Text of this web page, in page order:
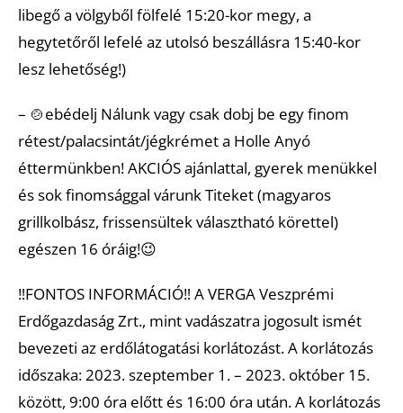
libegő a völgyből fölfelé 15:20-kor megy, a
hegytetőről lefelé az utolsó beszállásra 15:40-kor
lesz lehetőség!)
– 🍲ebédelj Nálunk vagy csak dobj be egy finom
rétest/palacsintát/jégkrémet a Holle Anyó
éttermünkben! AKCIÓS ajánlattal, gyerek menükkel
és sok finomsággal várunk Titeket (magyaros
grillkolbász, frissensültek választható körettel)
egészen 16 óráig!😉
‼️FONTOS INFORMÁCIÓ‼️ A VERGA Veszprémi
Erdőgazdaság Zrt., mint vadászatra jogosult ismét
bevezeti az erdőlátogatási korlátozást. A korlátozás
időszaka: 2023. szeptember 1. – 2023. október 15.
között, 9:00 óra előtt és 16:00 óra után. A korlátozás